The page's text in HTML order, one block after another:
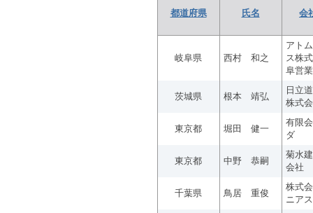
都道府県 氏名 会
岐阜県 西村 和之
アト
ス株
阜営
茨城県 根本 靖弘
日立
株式
東京都 堀田 健一
有限
ダ
東京都 中野 恭嗣
菊水
会社
千葉県 鳥居 重俊
株式
ニア